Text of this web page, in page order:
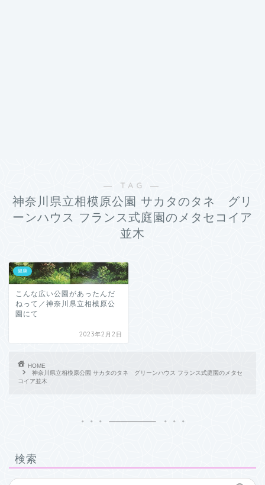
― TAG ―
神奈川県立相模原公園 サカタのタネ グリ
ーンハウス フランス式庭園のメタセコイア
並木
健康
こんな広い公園があったんだ
ねって／神奈川県立相模原公
園にて
2023年2月2日
HOME
神奈川県立相模原公園 サカタのタネ グリーンハウス フランス式庭園のメタセ
コイア並木
検索